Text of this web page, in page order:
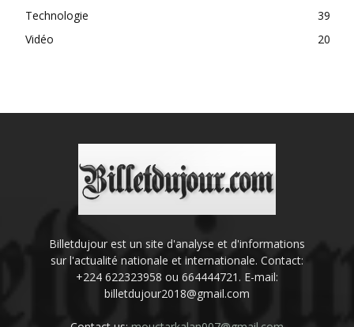
Technologie
39
Vidéo
20
Billetdujour est un site d'analyse et d'informations
sur l'actualité nationale et internationale. Contact:
+224 622323958 ou 664444721. E-mail:
billetdujour2018@gmail.com